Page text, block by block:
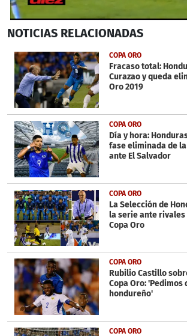
seconds
3
minutes,
16
seconds
NOTICIAS RELACIONADAS
COPA ORO
Fracaso total:
Curazao y queda
Oro 2019
COPA ORO
Día y hora:
fase eliminada de la
ante El Salvador
COPA ORO
La Selección de
la serie ante
Copa Oro
COPA ORO
Rubilio Castillo
Copa Oro:
hondureño'
COPA ORO